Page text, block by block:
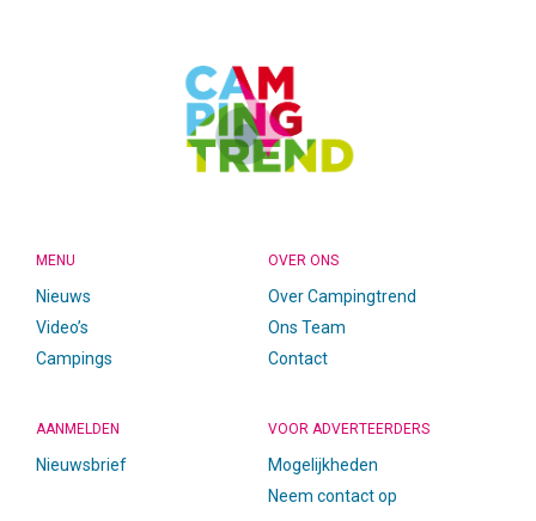
MENU
Nieuws
Video’s
Campings
OVER ONS
Over Campingtrend
Ons Team
Contact
AANMELDEN
Nieuwsbrief
VOOR ADVERTEERDERS
Mogelijkheden
Neem contact op